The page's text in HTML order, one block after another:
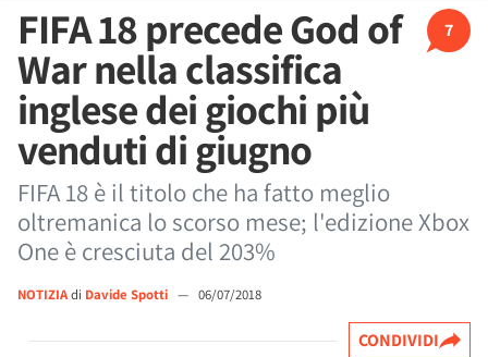
7
FIFA 18 precede God of
War nella classifica
inglese dei giochi più
venduti di giugno
FIFA 18 è il titolo che ha fatto meglio
oltremanica lo scorso mese; l'edizione Xbox
One è cresciuta del 203%
NOTIZIAdi Davide Spotti — 06/07/2018
CONDIVIDI